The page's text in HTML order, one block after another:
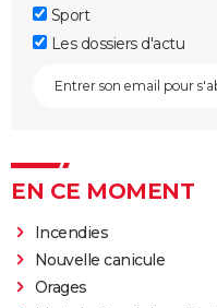
Sport
Les dossiers d'actu
EN CE MOMENT
Incendies
Nouvelle canicule
Orages